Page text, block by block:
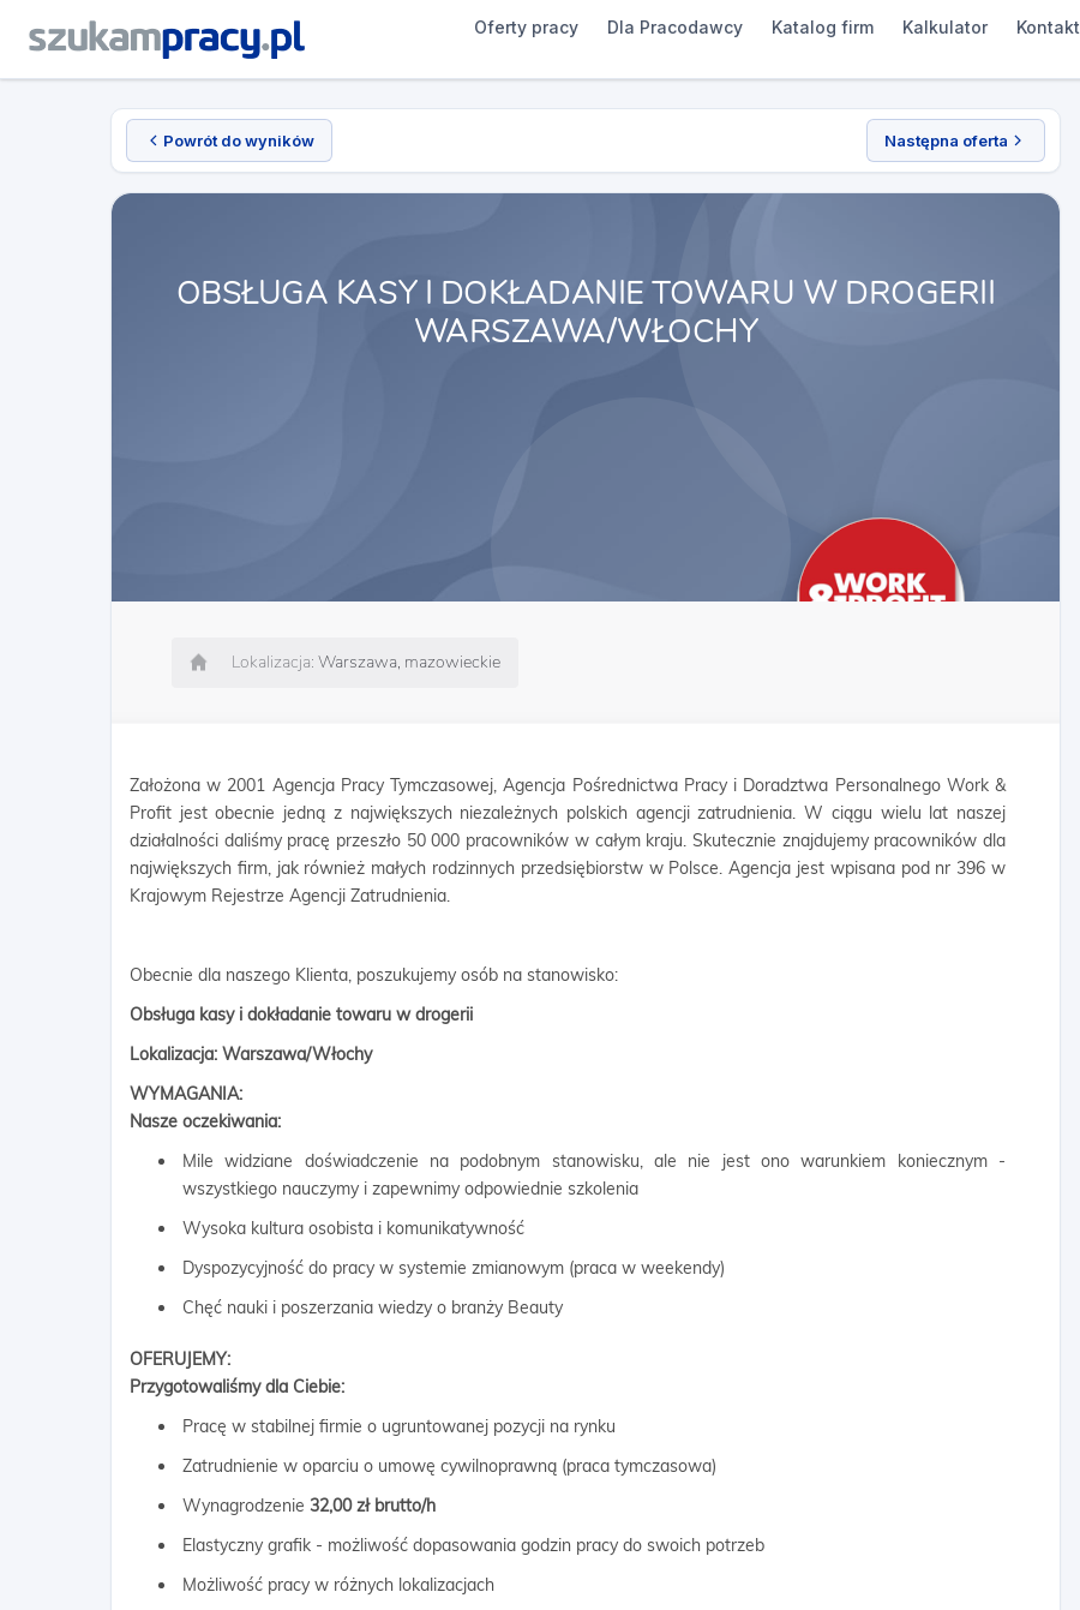
Oferty pracy Dla Pracodawcy Katalog firm Kalkulator Kontakt
Powrót do wyników Następna oferta
OBSŁUGA KASY I DOKŁADANIE TOWARU W DROGERII
WARSZAWA/WŁOCHY
Lokalizacja: Warszawa, mazowieckie
Założona w 2001 Agencja Pracy Tymczasowej, Agencja Pośrednictwa Pracy i Doradztwa Personalnego Work &
Profit jest obecnie jedną z największych niezależnych polskich agencji zatrudnienia. W ciągu wielu lat naszej
działalności daliśmy pracę przeszło 50 000 pracowników w całym kraju. Skutecznie znajdujemy pracowników dla
największych firm, jak również małych rodzinnych przedsiębiorstw w Polsce. Agencja jest wpisana pod nr 396 w
Krajowym Rejestrze Agencji Zatrudnienia.
Obecnie dla naszego Klienta, poszukujemy osób na stanowisko:
Obsługa kasy i dokładanie towaru w drogerii
Lokalizacja: Warszawa/Włochy
WYMAGANIA:
Nasze oczekiwania:
Mile widziane doświadczenie na podobnym stanowisku, ale nie jest ono warunkiem koniecznym -
wszystkiego nauczymy i zapewnimy odpowiednie szkolenia
Wysoka kultura osobista i komunikatywność
Dyspozycyjność do pracy w systemie zmianowym (praca w weekendy)
Chęć nauki i poszerzania wiedzy o branży Beauty
OFERUJEMY:
Przygotowaliśmy dla Ciebie:
Pracę w stabilnej firmie o ugruntowanej pozycji na rynku
Zatrudnienie w oparciu o umowę cywilnoprawną (praca tymczasowa)
Wynagrodzenie 32,00 zł brutto/h
Elastyczny grafik - możliwość dopasowania godzin pracy do swoich potrzeb
Możliwość pracy w różnych lokalizacjach